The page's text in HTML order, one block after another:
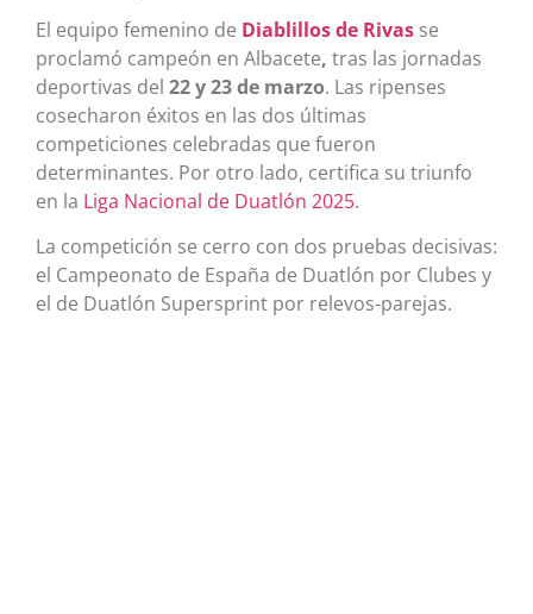
El equipo femenino de Diablillos de Rivas se
proclamó campeón en Albacete, tras las jornadas
deportivas del 22 y 23 de marzo. Las ripenses
cosecharon éxitos en las dos últimas
competiciones celebradas que fueron
determinantes. Por otro lado, certifica su triunfo
en la Liga Nacional de Duatlón 2025.
La competición se cerro con dos pruebas decisivas:
el Campeonato de España de Duatlón por Clubes y
el de Duatlón Supersprint por relevos-parejas.